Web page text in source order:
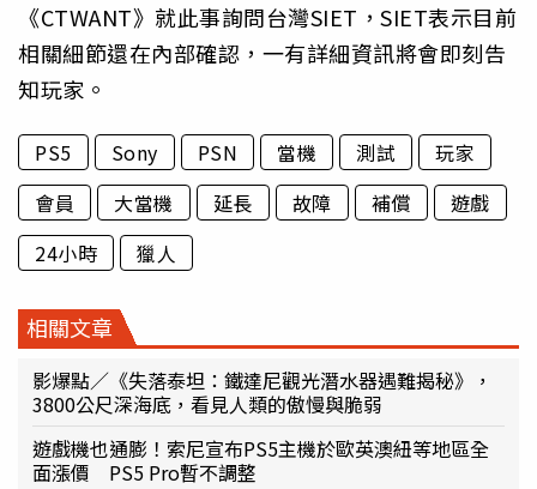
《CTWANT》就此事詢問台灣SIET，SIET表示目前
相關細節還在內部確認，一有詳細資訊將會即刻告
知玩家。
PS5 Sony PSN 當機 測試
玩家
會員
大當機 延長 故障 補償
遊戲
24小時
獵人
相關文章
影爆點／《失落泰坦：鐵達尼觀光潛水器遇難揭秘》，
3800公尺深海底，看見人類的傲慢與脆弱
遊戲機也通膨！索尼宣布PS5主機於歐英澳紐等地區全
面漲價 PS5 Pro暫不調整